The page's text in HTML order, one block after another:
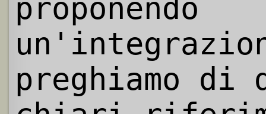
proponendo
preghiamo